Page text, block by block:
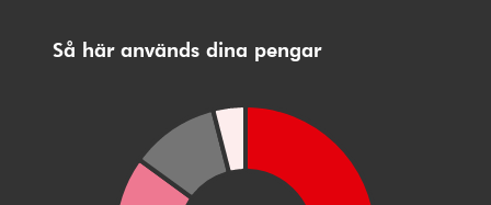
Så här används dina pengar